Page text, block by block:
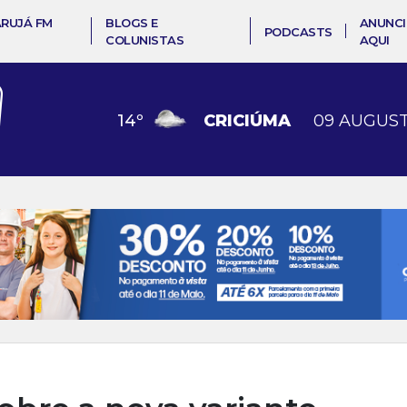
FM
BLOGS E
COLUNISTAS
PODCASTS
AQUI
14º CRICIÚMA 09